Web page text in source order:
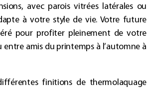
avec parois vitrées latérales ou
à votre style de vie. Votre future
pour profiter pleinement de votre
amis du printemps à l’automne à
finitions de thermolaquage